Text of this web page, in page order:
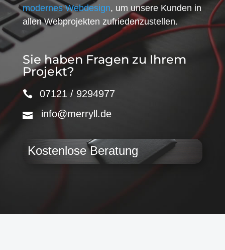
modernes Webdesign, um unsere Kunden in
allen Webprojekten zufriedenzustellen.
Sie haben Fragen zu Ihrem
Projekt?
07121 / 9294977
info@merryll.de
Kostenlose Beratung